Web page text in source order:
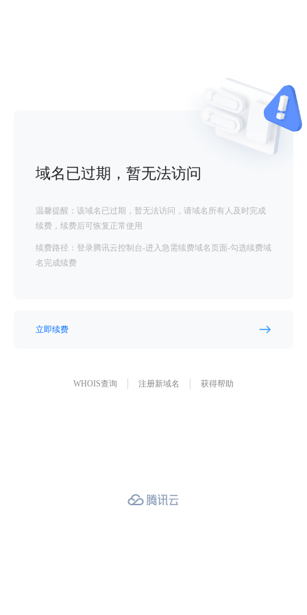
域名已过期，暂无法访问
温馨提醒：该域名已过期，暂无法访问，请域名所有人及时完成
续费，续费后可恢复正常使用
续费路径：登录腾讯云控制台-进入急需续费域名页面-勾选续费域
名完成续费
立即续费
WHOIS查询 注册新域名 获得帮助